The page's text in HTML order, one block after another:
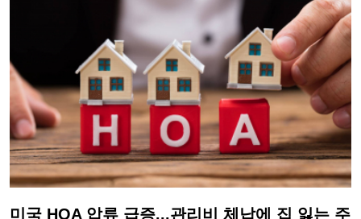
미국 HOA 압류 급증...관리비 체납에 집 잃는 주